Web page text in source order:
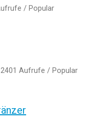
/ Popular
Aufrufe / Popular